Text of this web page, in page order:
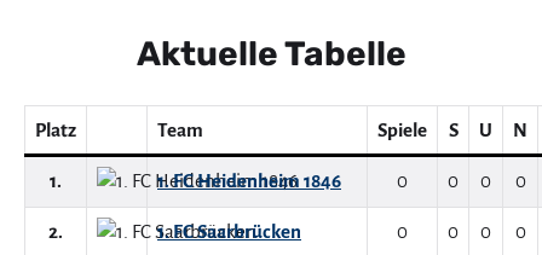
Aktuelle Tabelle
Platz Team Spiele S U N
1. 1. FC Heidenheim 1846 0 0 0 0
2. 1. FC Saarbrücken 0 0 0 0